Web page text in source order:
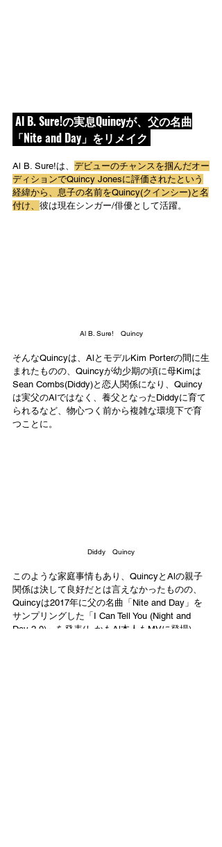
「Nite and Day」をリメイク
Al B. Sure!は、 デビューのチャンスを掴んだオー
ディションでQuincy Jonesに評価されたという
経緯から、息子の名前をQuincy(クインシー)と名
付け、 彼は現在シンガー/俳優として活躍。
Al B. Sure!　Quincy
そんなQuincyは、AlとモデルKim Porterの間に生
まれたものの、Quincyが幼少期の頃に母Kimは
Sean Combs(Diddy)と恋人関係になり、Quincy
は実父のAlではなく、養父となったDiddyに育て
られるなど、物心つく前から複雑な環境下で育
つことに。
Diddy　Quincy
このような家庭事情もあり、QuincyとAlの親子
関係は決して良好だとは言えなかったものの、
Quincyは2017年に父の名曲「Nite and Day」を
サンプリングした「I Can Tell You (Night and
Day 2.0)」を発表(しかもAl本人もMVに登場)。